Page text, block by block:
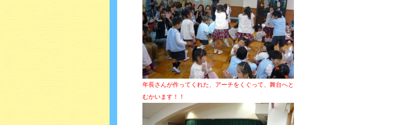
年長さんが作ってくれた、アーチをくぐって、 舞台へと
むかいます！！